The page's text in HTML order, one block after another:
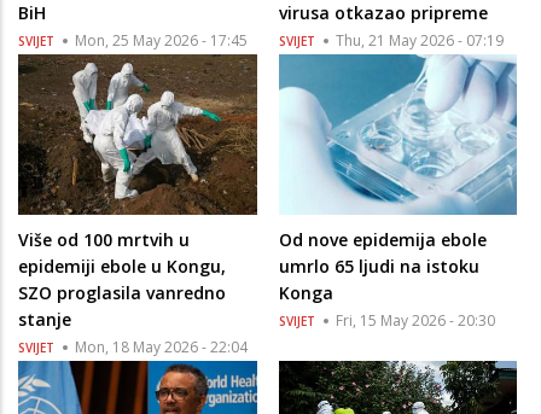
BiH
SVIJET Mon, 25 May 2026 - 17:45
virusa otkazao pripreme
SVIJET Thu, 21 May 2026 - 07:19
Više od 100 mrtvih u
epidemiji ebole u Kongu,
SZO proglasila vanredno
stanje
SVIJET Mon, 18 May 2026 - 22:04
Od nove epidemija ebole
umrlo 65 ljudi na istoku
Konga
SVIJET Fri, 15 May 2026 - 20:30